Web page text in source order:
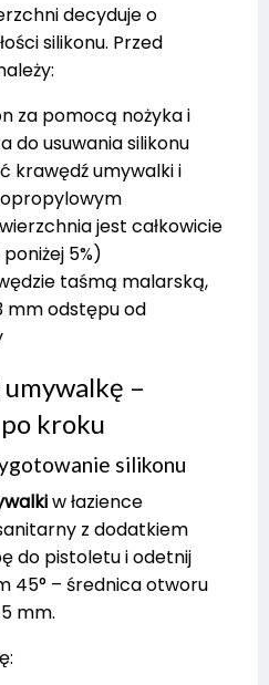
decyduje o
silikonu. Przed
za pomocą nożyka i
do usuwania silikonu
krawędź umywalki i
jest całkowicie
5%)
taśmą malarską,
mm odstępu od
–
kroku
silikonu
w łazience
z dodatkiem
do pistoletu i odetnij
45° – średnica otworu
mm.